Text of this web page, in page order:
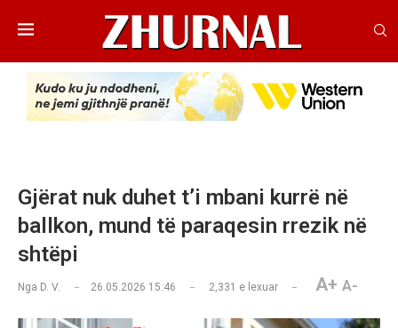
Gjërat nuk duhet t’i mbani kurrë në
ballkon, mund të paraqesin rrezik në
shtëpi
Nga D. V. 26.05.2026 15:46 2,331 e lexuar A+ A-